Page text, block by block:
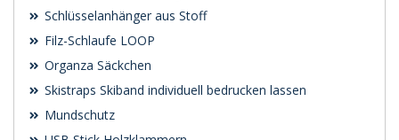
Schlüsselanhänger aus Stoff
Filz-Schlaufe LOOP
Organza Säckchen
Skistraps Skiband individuell bedrucken lassen
Mundschutz